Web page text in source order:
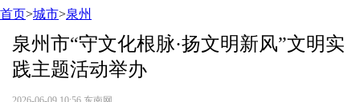
首页>城市>泉州
泉州市“守文化根脉·扬文明新风”文明实
践主题活动举办